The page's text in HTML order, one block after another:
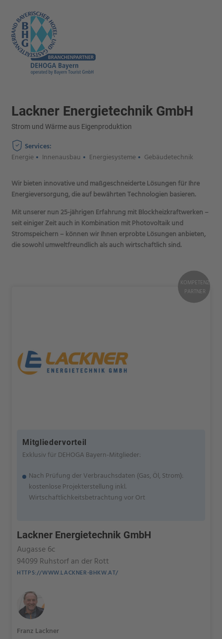
KOMPETENZ
PARTNER
Mitgliedervorteil
Exklusiv für DEHOGA Bayern-Mitglieder:
Nach Prüfung der Verbrauchsdaten (Gas, Öl, Strom):
kostenlose Projekterstellung inkl.
Wirtschaftlichkeitsbetrachtung vor Ort
Lackner Energietechnik GmbH
Augasse 6c
94099 Ruhstorf an der Rott
HTTPS://WWW.LACKNER-BHKW.AT/
Franz Lackner
Lackner Energietechnik GmbH
Strom und Wärme aus Eigenproduktion
Services:
Energie
Innenausbau Energiesysteme Gebäudetechnik
Wir bieten innovative und maßgeschneiderte Lösungen für Ihre
Energieversorgung, die auf bewährten Technologien basieren.
Mit unserer nun 25-jährigen Erfahrung mit Blockheizkraftwerken –
seit einiger Zeit auch in Kombination mit Photovoltaik und
Stromspeichern – können wir Ihnen erprobte Lösungen anbieten,
die sowohl umweltfreundlich als auch wirtschaftlich sind.